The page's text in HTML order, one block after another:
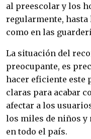
al preescolar y los
regularmente, hasta
como en las
La situación del
preocupante, es
hacer eficiente este
claras para acabar
afectar a los
los miles de niños y
en todo el país.